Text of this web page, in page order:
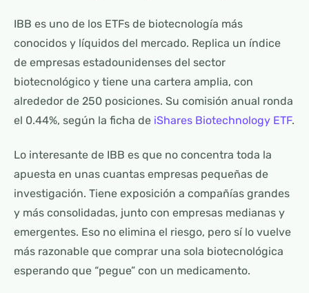
IBB es uno de los ETFs de biotecnología más
conocidos y líquidos del mercado. Replica un índice
de empresas estadounidenses del sector
biotecnológico y tiene una cartera amplia, con
alrededor de 250 posiciones. Su comisión anual ronda
el 0.44%, según la ficha de iShares Biotechnology ETF.
Lo interesante de IBB es que no concentra toda la
apuesta en unas cuantas empresas pequeñas de
investigación. Tiene exposición a compañías grandes
y más consolidadas, junto con empresas medianas y
emergentes. Eso no elimina el riesgo, pero sí lo vuelve
más razonable que comprar una sola biotecnológica
esperando que “pegue” con un medicamento.